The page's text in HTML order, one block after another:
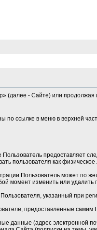
(далее - Сайте) или
по ссылке в меню в верхней
Пользователь предоставляет
пользователя как физическое
Пользователь может по
момент изменить или
указанный при
предоставленные самим
данные (адрес электронной